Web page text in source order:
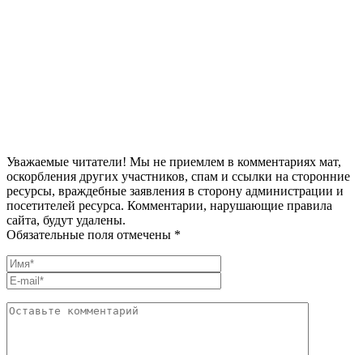
Уважаемые читатели! Мы не приемлем в комментариях мат,
оскорбления других участников, спам и ссылки на сторонние
ресурсы, враждебные заявления в сторону администрации и
посетителей ресурса. Комментарии, нарушающие правила
сайта, будут удалены.
Обязательные поля отмечены *